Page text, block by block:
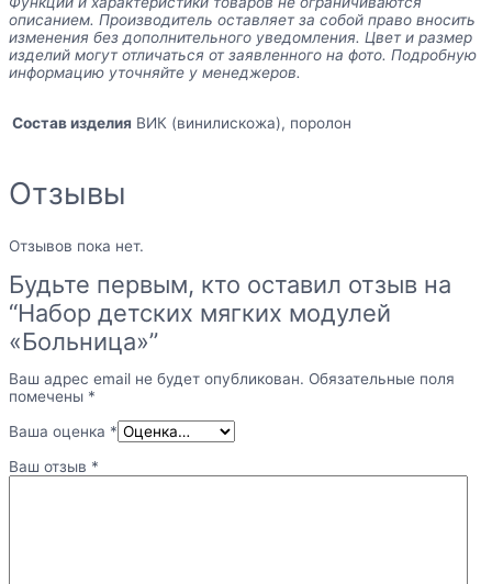
описанием. Производитель оставляет за собой право вносить
изменения без дополнительного уведомления. Цвет и размер
изделий могут отличаться от заявленного на фото. Подробную
информацию уточняйте у менеджеров.
Состав изделия ВИК (винилискожа), поролон
Отзывы
Отзывов пока нет.
Будьте первым, кто оставил отзыв на
“Набор детских мягких модулей
«Больница»”
Ваш адрес email не будет опубликован. Обязательные поля
помечены *
Ваша оценка *
Ваш отзыв *